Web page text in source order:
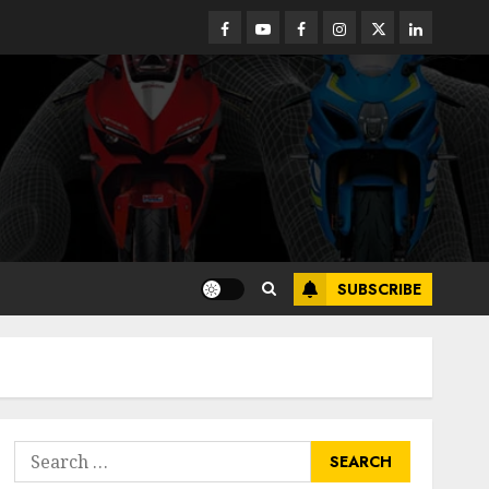
Facebook
YoutubeFacebookInstagram
Twitterlinkedin
SUBSCRIBE
Search
for: